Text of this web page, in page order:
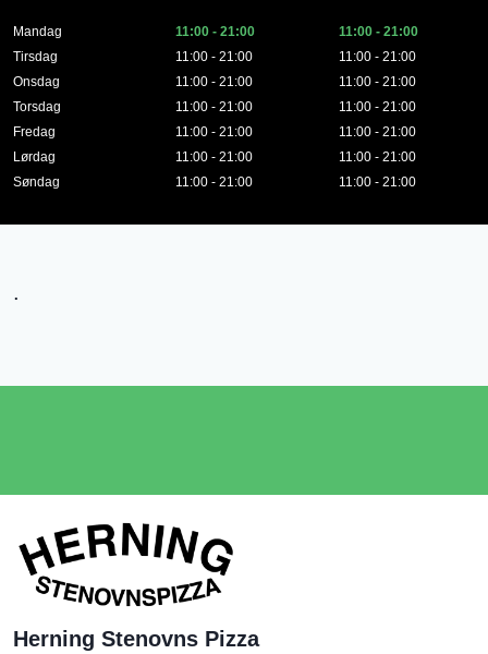
Mandag
Tirsdag
Onsdag
Torsdag
Fredag
Lørdag
Søndag
11:00 - 21:00
11:00 - 21:00
11:00 - 21:00
11:00 - 21:00
11:00 - 21:00
11:00 - 21:00
11:00 - 21:00
11:00 - 21:00
11:00 - 21:00
11:00 - 21:00
11:00 - 21:00
11:00 - 21:00
11:00 - 21:00
11:00 - 21:00
.
Herning Stenovns Pizza